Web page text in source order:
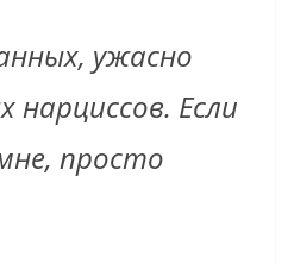
ужасно
Если
просто